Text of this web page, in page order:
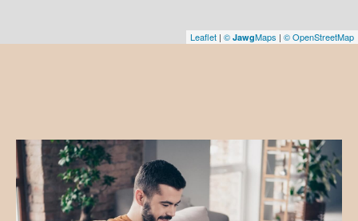
Leaflet | © JawgMaps | © OpenStreetMap